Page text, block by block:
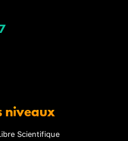
niveaux
Scientifique